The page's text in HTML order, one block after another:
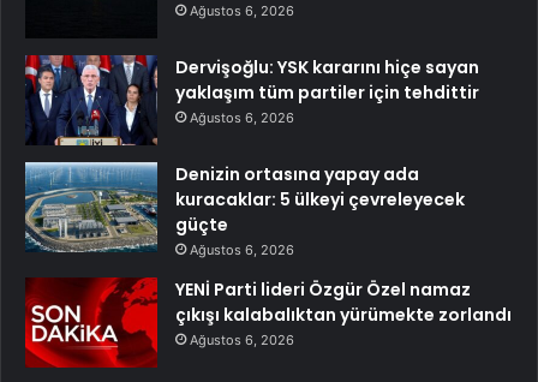
Ağustos 6, 2026
Dervişoğlu: YSK kararını hiçe sayan
yaklaşım tüm partiler için tehdittir
Ağustos 6, 2026
Denizin ortasına yapay ada
kuracaklar: 5 ülkeyi çevreleyecek
güçte
Ağustos 6, 2026
YENİ Parti lideri Özgür Özel namaz
çıkışı kalabalıktan yürümekte zorlandı
Ağustos 6, 2026